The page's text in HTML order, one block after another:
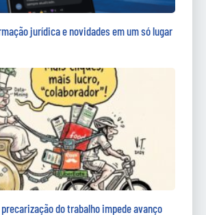
jurídica e novidades em um só lugar
do trabalho impede avanço